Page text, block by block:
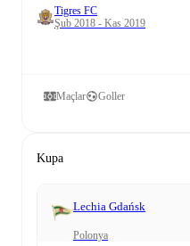
Tigres FC
Şub 2018 - Kas 2019
Maçlar Goller
Kupa
Lechia Gdańsk
Polonya